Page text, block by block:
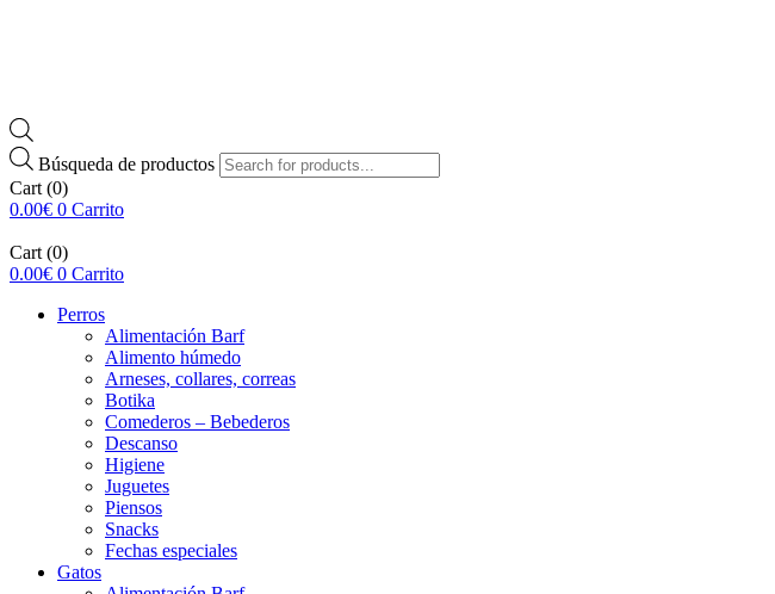
Búsqueda de productos
Cart (0)
0.00€ 0 Carrito
Cart (0)
0.00€ 0 Carrito
Perros
Alimentación Barf
Alimento húmedo
Arneses, collares, correas
Botika
Comederos – Bebederos
Descanso
Higiene
Juguetes
Piensos
Snacks
Fechas especiales
Gatos